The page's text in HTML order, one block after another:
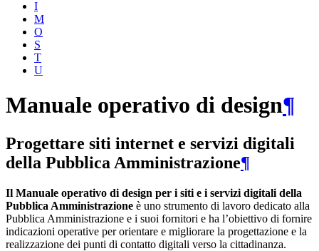
I
M
O
S
T
U
Manuale operativo di design¶
Progettare siti internet e servizi digitali
della Pubblica Amministrazione¶
Il Manuale operativo di design per i siti e i servizi digitali della
Pubblica Amministrazione è uno strumento di lavoro dedicato alla
Pubblica Amministrazione e i suoi fornitori e ha l’obiettivo di fornire
indicazioni operative per orientare e migliorare la progettazione e la
realizzazione dei punti di contatto digitali verso la cittadinanza.